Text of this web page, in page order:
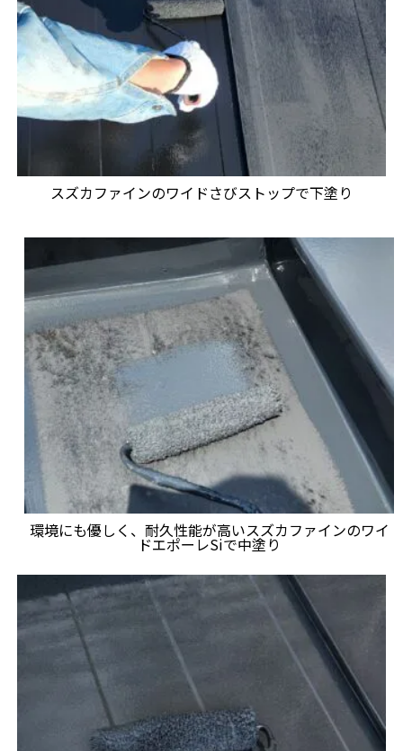
スズカファインのワイドさびストップで下塗り
環境にも優しく、耐久性能が高いスズカファインのワイ
ドエポーレSiで中塗り